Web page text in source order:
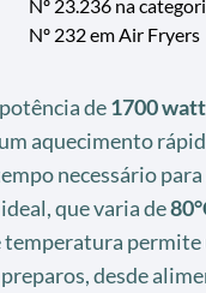
Nº 23.236 na
Nº 232 em Air Fryers
de1700
aquecimento
necessário
que varia de
temperatura permite
desde